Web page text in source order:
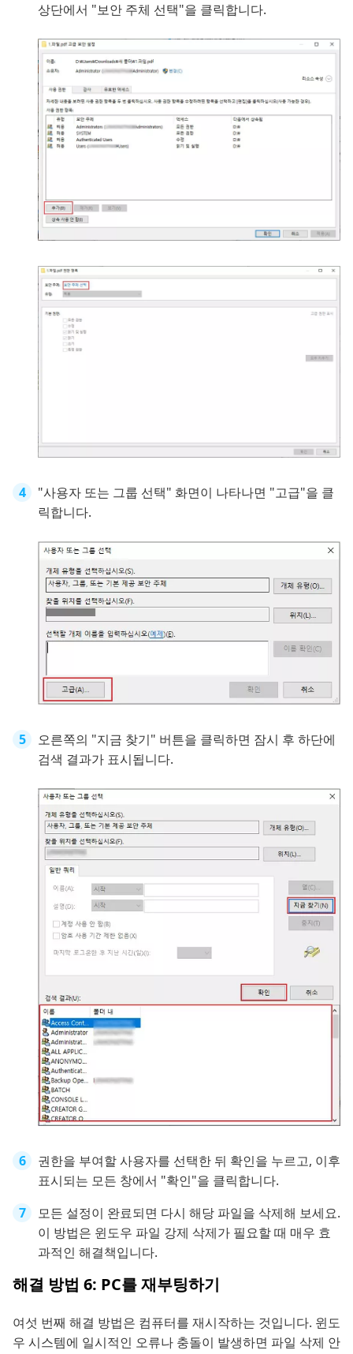
상단에서 "보안 주체 선택"을 클릭합니다.
"사용자 또는 그룹 선택" 화면이 나타나면 "고급"을 클
릭합니다.
오른쪽의 "지금 찾기" 버튼을 클릭하면 잠시 후 하단에
검색 결과가 표시됩니다.
권한을 부여할 사용자를 선택한 뒤 확인을 누르고, 이후
표시되는 모든 창에서 "확인"을 클릭합니다.
모든 설정이 완료되면 다시 해당 파일을 삭제해 보세요.
이 방법은 윈도우 파일 강제 삭제가 필요할 때 매우 효
과적인 해결책입니다.
해결 방법 6: PC를 재부팅하기
여섯 번째 해결 방법은 컴퓨터를 재시작하는 것입니다. 윈도
우 시스템에 일시적인 오류나 충돌이 발생하면 파일 삭제 안